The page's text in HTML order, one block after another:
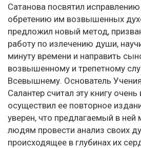
Сатанова посвятил
обретению им возвышенных
предложил новый метод,
работу по излечению души,
минуту времени и направить
возвышенному и трепетному
Всевышнему. Основатель
Салантер считал эту книгу
осуществил ее повторное
уверен, что предлагаемый в
людям провести анализ своих
происходящее в глубинах их